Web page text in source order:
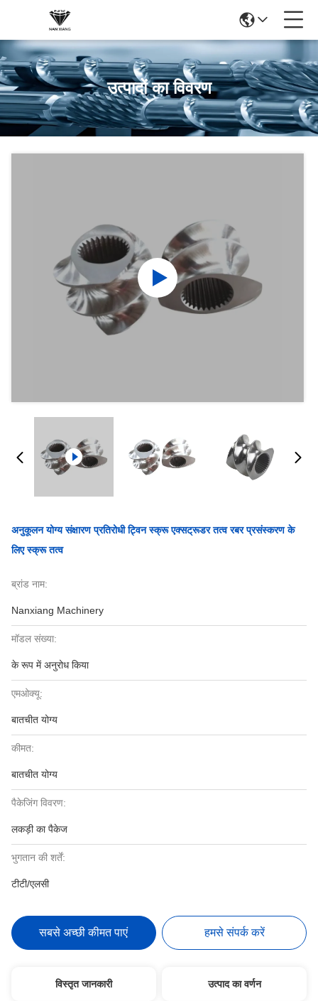
उत्पादों का विवरण
अनुकूलन योग्य संक्षारण प्रतिरोधी ट्विन स्क्रू एक्सट्रूडर तत्व रबर प्रसंस्करण के
लिए स्क्रू तत्व
ब्रांड नाम:
Nanxiang Machinery
मॉडल संख्या:
के रूप में अनुरोध किया
एमओक्यू:
बातचीत योग्य
कीमत:
बातचीत योग्य
पैकेजिंग विवरण:
लकड़ी का पैकेज
भुगतान की शर्तें:
टीटी/एलसी
सबसे अच्छी कीमत पाएं हमसे संपर्क करें
विस्तृत जानकारी उत्पाद का वर्णन